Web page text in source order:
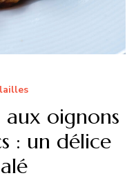
aux oignons
: un délice